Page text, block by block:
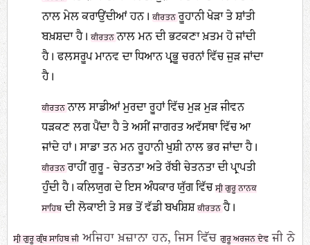
ਨਾਲ ਮੇਲ ਕਰਾਉਂਦੀਆਂ ਹਨ।ਕੀਰਤਨ ਰੂਹਾਨੀ ਖੇੜਾ ਤੇ ਸ਼ਾਂਤੀ
ਬਖ਼ਸ਼ਦਾ ਹੈ।ਕੀਰਤਨ ਨਾਲ ਮਨ ਦੀ ਭਟਕਣਾ ਖ਼ਤਮ ਹੋ ਜਾਂਦੀ
ਹੈ। ਫਲਸਰੂਪ ਮਾਨਵ ਦਾ ਧਿਆਨ ਪ੍ਰਭੂ ਚਰਨਾਂ ਵਿੱਚ ਜੁੜ ਜਾਂਦਾ
ਹੈ।
ਕੀਰਤਨ ਨਾਲ ਸਾਡੀਆਂ ਮੁਰਦਾ ਰੂਹਾਂ ਵਿੱਚ ਮੁੜ ਮੁੜ ਜੀਵਨ
ਧੜਕਣ ਲਗ ਪੈਂਦਾ ਹੈ ਤੇ ਅਸੀਂ ਜਾਗਰਤ ਅਵੱਸਥਾ ਵਿੱਚ ਆ
ਜਾਂਦੇ ਹਾਂ। ਸਾਡਾ ਤਨ ਮਨ ਰੂਹਾਨੀ ਖੁਸ਼ੀ ਨਾਲ ਭਰ ਜਾਂਦਾ ਹੈ।
ਕੀਰਤਨ ਰਾਹੀਂ ਗੁਰੂ - ਚੇਤਨਤਾ ਅਤੇ ਰੱਬੀ ਚੇਤਨਤਾ ਦੀ ਪ੍ਰਾਪਤੀ
ਹੁੰਦੀ ਹੈ। ਕਲਿਯੁਗ ਦੇ ਇਸ ਅੰਧਕਾਰ ਯੁੱਗ ਵਿੱਚਸ੍ਰੀ ਗੁਰੂ ਨਾਨਕ
ਸਾਹਿਬ ਦੀ ਲੋਕਾਈ ਤੇ ਸਭ ਤੋਂ ਵੱਡੀ ਬਖਸ਼ਿਸ਼ਕੀਰਤਨ ਹੈ।
ਸ੍ਰੀ ਗੁਰੂ ਗ੍ਰੰਥ ਸਾਹਿਬ ਜੀ ਅਜਿਹਾ ਖ਼ਜ਼ਾਨਾ ਹਨ, ਜਿਸ ਵਿੱਚਗੁਰੂ ਅਰਜਨ ਦੇਵਜੀ ਨੇ